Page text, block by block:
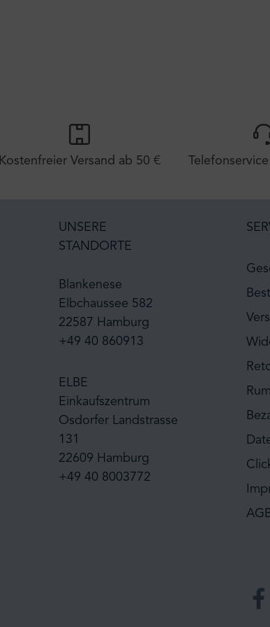
Kostenfreier Versand ab 50 €
UNSERE
STANDORTE
Blankenese
Elbchaussee 582
22587 Hamburg
+49 40 860913
ELBE
Einkaufszentrum
Osdorfer Landstrasse
131
22609 Hamburg
+49 40 8003772